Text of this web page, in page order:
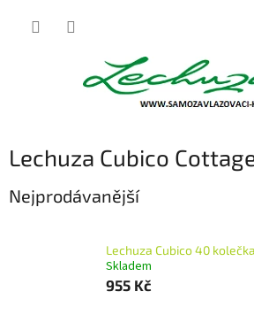
Lechuza Cubico
Nejprodávanější
Lechuza Cubico 40
Skladem
955 Kč